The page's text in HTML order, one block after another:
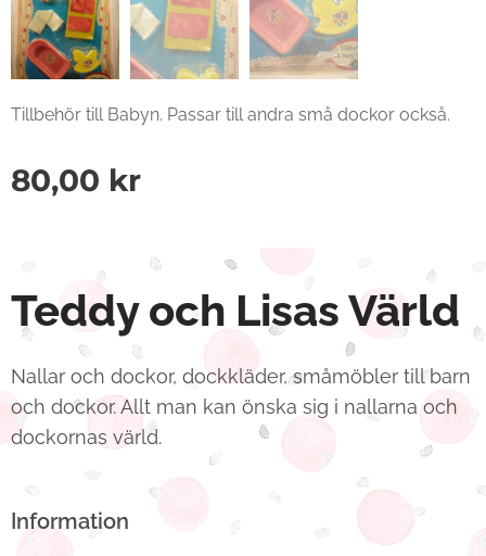
Tillbehör till Babyn. Passar till andra små dockor också.
80,00 kr
Teddy och Lisas Värld
Nallar och dockor, dockkläder, småmöbler till barn
och dockor. Allt man kan önska sig i nallarna och
dockornas värld.
Information